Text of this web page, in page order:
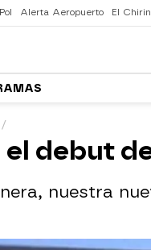
Alerta Aeropuerto El
el debut
nuestra